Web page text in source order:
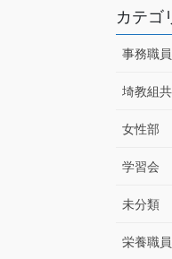
カテゴ
事務職
埼教組
女性部
学習会
未分類
栄養職